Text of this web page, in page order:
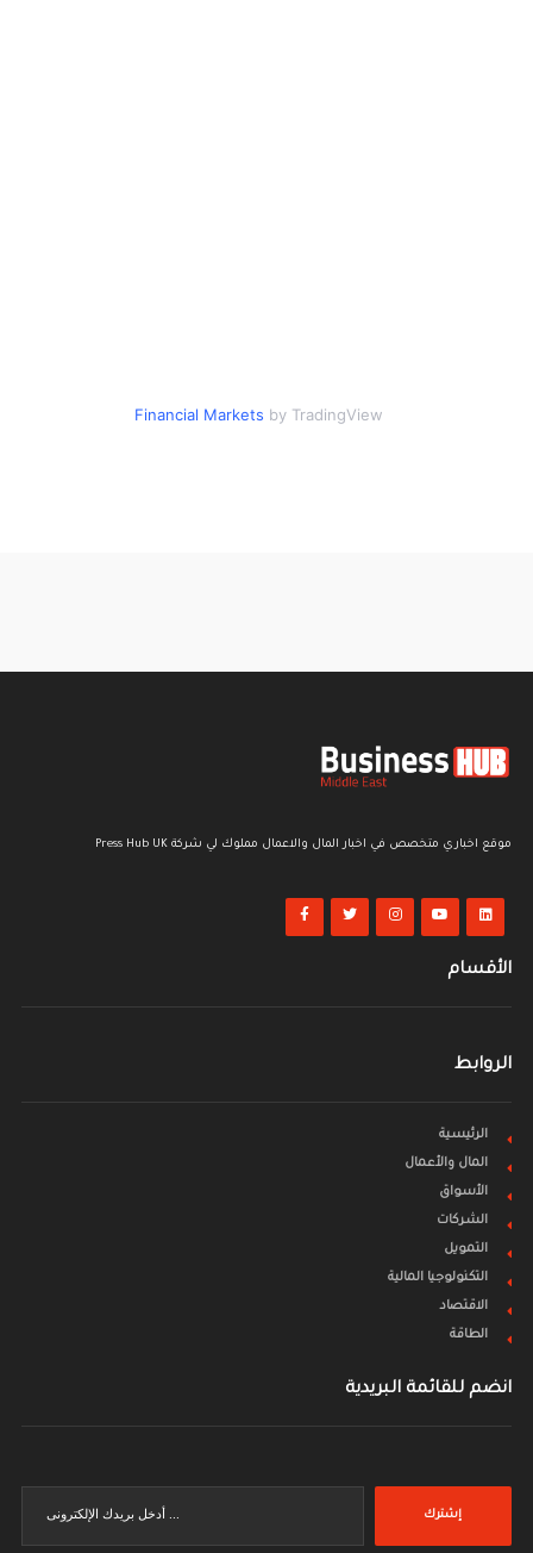
Financial Markets by TradingView
موقع اخباري متخصص في اخبار المال والاعمال مملوك لي شركة Press Hub UK
الأقسام
الروابط
الرئيسية
المال والأعمال
الأسواق
الشركات
التمويل
التكنولوجيا المالية
الاقتصاد
الطاقة
انضم للقائمة البريدية
إشترك